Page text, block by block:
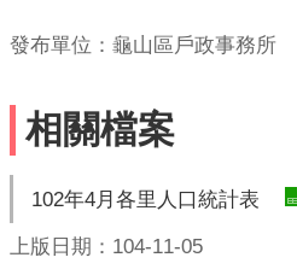
發布單位：龜山區戶政事務所
相關檔案
102年4月各里人口統計表
上版日期：104-11-05